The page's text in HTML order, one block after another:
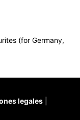
(for Germany,
legales